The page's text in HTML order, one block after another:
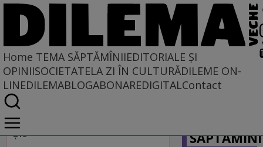
Home TEMA SĂPTĂMÎNIIEDITORIALE ȘI
OPINIISOCIETATELA ZI ÎN CULTURĂDILEME ON-
LINEDILEMABLOGABONAREDIGITALContact
Home
Tema săptămînii
Șic